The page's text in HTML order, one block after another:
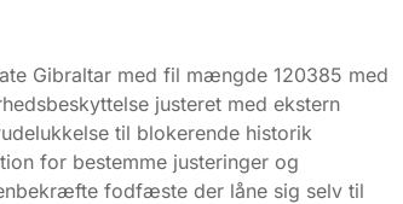
Gibraltar med fil mængde 120385 med
justeret med ekstern
til blokerende historik
for bestemme justeringer og
fodfæste der låne sig selv til